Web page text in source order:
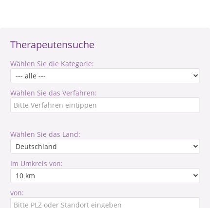
Therapeutensuche
Wählen Sie die Kategorie:
Wählen Sie das Verfahren:
Wählen Sie das Land:
Im Umkreis von:
von: